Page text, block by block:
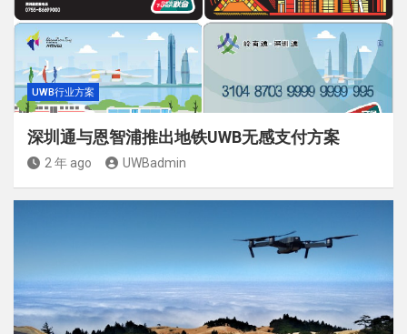
UWB行业方案
深圳通与恩智浦推出地铁UWB无感支付方案
2 年 ago UWBadmin